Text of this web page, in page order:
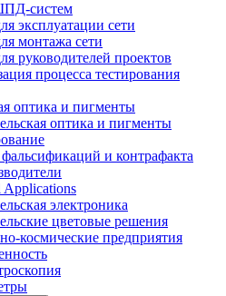
систем
эксплуатации сети
монтажа сети
руководителей проектов
процесса тестирования
оптика и пигменты
оптика и пигменты
и контрафакта
Applications
электроника
цветовые решения
космические предприятия